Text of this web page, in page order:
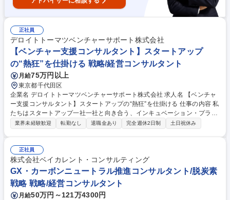
正社員
デロイトトーマツベンチャーサポート株式会社
【ベンチャー支援コンサルタント】スタートアップ
の“熱狂”を仕掛ける 戦略/経営コンサルタント
月給75万円以上
東京都千代田区
企業名 デロイトトーマツベンチャーサポート株式会社 求人名 【ベンチャ
ー支援コンサルタント】スタートアップの“熱狂”を仕掛ける 仕事の内容 私
たちはスタートアップ一社一社と向き合う、インキュベーション・プラッ
トフォームの構築に挑戦しています。「仕組みを運営する側」ではなく、
デュース/ディレクション■海外展開を目指すスタートアップの支援設計
（現地連携、マッチング、情報提供など）■スタートアップと大企業の共
創を生み出す企画立案および関係構築■スタートアップの「担当者」とし
て、個別支援プランの設計・実行■支援の質と効率を高めるためのデジタ
ルツールの企画・改善 募集職種 【ベンチャー支援コンサルタント】スタ
ートアップの“熱狂”を仕掛ける
業界未経験歓迎 転勤なし 退職金あり 完全週休2日制 土日祝休み
正社員
株式会社ベイカレント・コンサルティング
GX・カーボンニュートラル推進コンサルタント/脱炭素
戦略 戦略/経営コンサルタント
月給50万円～121万4300円